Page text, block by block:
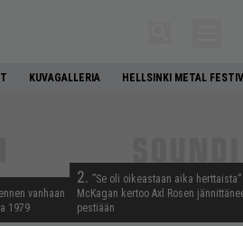
KUVAGALLERIA HELLSINKI METAL
vanhaan
1979
2. ”Se oli oikeastaan aika
McKagan kertoo Axl Rosen
pestiään